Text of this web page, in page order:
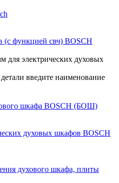
(с функцией свч) BOSCH
для электрических духовых
введите наименование
шкафа BOSCH (БОШ)
духовых шкафов BOSCH
духового шкафа, плиты